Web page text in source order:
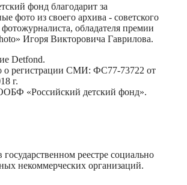
фонд благодарит за
фото из своего архива - советского
обладателя премии
Игоря Викторовича Гаврилова.
Detfond.
о регистрации СМИ: ФС77-73722 от
г.
«Российский детский фонд».
реестре социально
некоммерческих организаций.